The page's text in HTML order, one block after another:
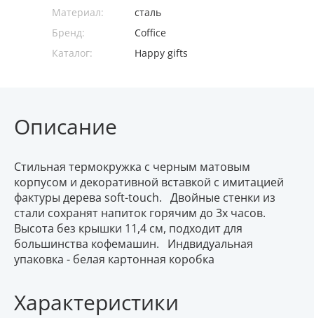
Материал:
сталь
Бренд:
Coffice
Каталог:
Happy gifts
Описание
Стильная термокружка с черным матовым
корпусом и декоративной вставкой с имитацией
фактуры дерева soft-touch. Двойные стенки из
стали сохранят напиток горячим до 3х часов.
Высота без крышки 11,4 см, подходит для
большинства кофемашин. Индвидуальная
упаковка - белая картонная коробка
Характеристики